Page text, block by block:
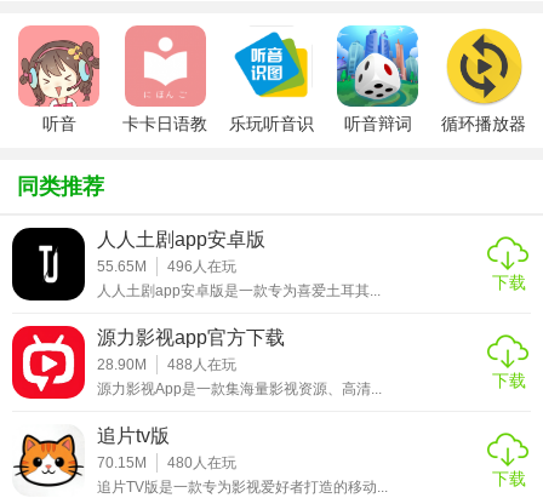
【听音app技巧】
2. 创建歌单：根据个人喜好创建专属歌单，方便随时播放。
听音
卡卡日语教
乐玩听音识
听音辩词
循环播放器
同类推荐
人人土剧app安卓版
55.65M 496 人在玩
人人土剧app安卓版是一款专为喜爱土耳其...
下载
源力影视app官方下载
28.90M 488 人在玩
源力影视App是一款集海量影视资源、高清...
下载
追片tv版
70.15M 480人在玩
追片TV版是一款专为影视爱好者打造的移动...
下载